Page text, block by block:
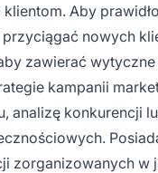
Aby
nowych
zawierać
kampanii
analizę konkurencji
zorganizowanych w